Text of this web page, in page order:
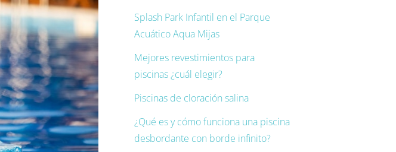
Splash Park Infantil en el Parque
Acuático Aqua Mijas
Mejores revestimientos para
piscinas ¿cuál elegir?
Piscinas de cloración salina
¿Qué es y cómo funciona una piscina
desbordante con borde infinito?